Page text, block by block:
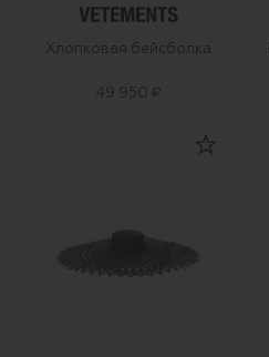
Хлопковая бейсболка
49 950 ₽